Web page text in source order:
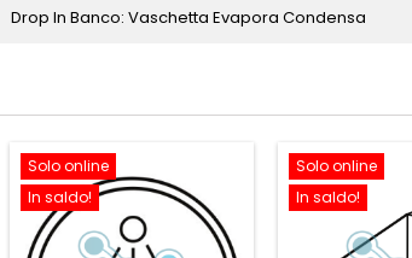
Drop In Banco: Vaschetta Evapora Condensa
Solo online
In saldo!
Solo online
In saldo!